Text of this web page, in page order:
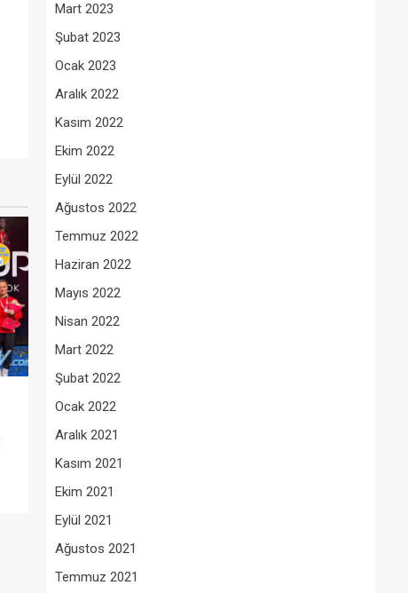
Mart 2023
Şubat 2023
Ocak 2023
Aralık 2022
Kasım 2022
Ekim 2022
Eylül 2022
Ağustos 2022
Temmuz 2022
Haziran 2022
Mayıs 2022
Nisan 2022
Mart 2022
Şubat 2022
Ocak 2022
Aralık 2021
Kasım 2021
Ekim 2021
Eylül 2021
Ağustos 2021
Temmuz 2021